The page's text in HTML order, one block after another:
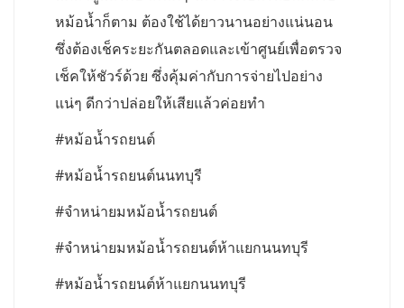
หม้อน้ำก็ตาม ต้องใช้ได้ยาวนานอย่างแน่นอน
ซึ่งต้องเช็คระยะกันตลอดและเข้าศูนย์เพื่อตรวจ
เช็คให้ชัวร์ด้วย ซึ่งคุ้มค่ากับการจ่ายไปอย่าง
แน่ๆ ดีกว่าปล่อยให้เสียแล้วค่อยทำ
#หม้อน้ำรถยนต์
#หม้อน้ำรถยนต์นนทบุรี
#จำหน่ายมหม้อน้ำรถยนต์
#จำหน่ายมหม้อน้ำรถยนต์ห้าแยกนนทบุรี
#หม้อน้ำรถยนต์ห้าแยกนนทบุรี